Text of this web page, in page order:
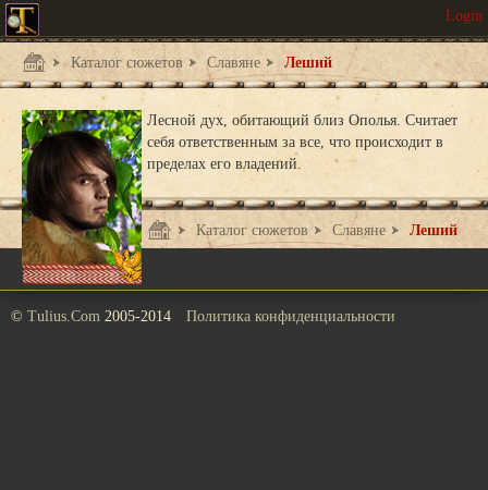
Каталог сюжетов Славяне Леший
Лесной дух, обитающий близ Ополья. Считает
себя ответственным за все, что происходит в
пределах его владений.
Каталог сюжетов Славяне Леший
© Tulius.Com 2005-2014 Политика конфиденциальности